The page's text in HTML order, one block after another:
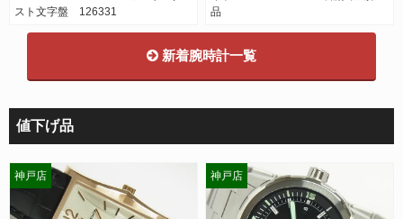
スト文字盤 126331
品
新着腕時計一覧
値下げ品
神戸店 神戸店